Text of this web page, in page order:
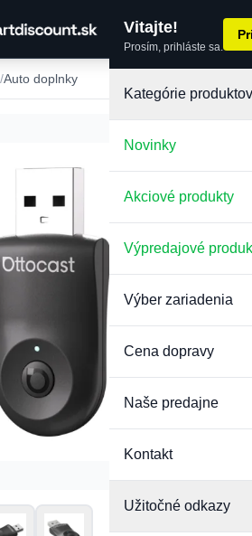
Vitajte!
Prosím, prihláste sa.
Kategórie produktov
Novinky
Akciové produkty
Výpredajové
Výber zariadenia
Cena dopravy
Naše predajne
Kontakt
Užitočné odkazy
Auto doplnky